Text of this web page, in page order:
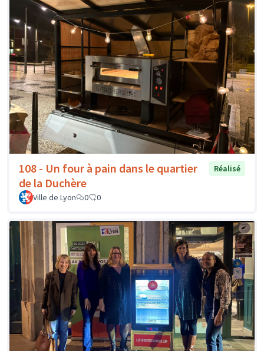
108 - Un four à pain dans le quartier
de la Duchère
Réalisé
Ville de Lyon 0 0